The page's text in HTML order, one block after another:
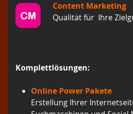
Content Marketing
Qualität für Ihre
Komplettlösungen:
Online Power Pakete
Erstellung Ihrer